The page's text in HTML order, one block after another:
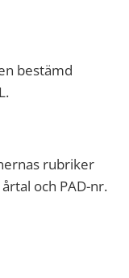
bestämd
rubriker
och PAD-nr.